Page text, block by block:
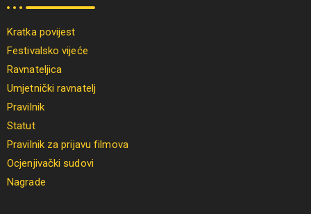
Kratka povijest
Festivalsko vijeće
Ravnateljica
Umjetnički ravnatelj
Pravilnik
Statut
Pravilnik za prijavu filmova
Ocjenjivački sudovi
Nagrade